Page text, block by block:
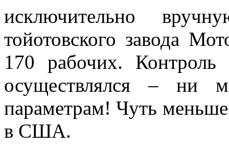
исключительно
тойотовского завода
170 рабочих. Контроль
осуществлялся –
параметрам! Чуть
в США.